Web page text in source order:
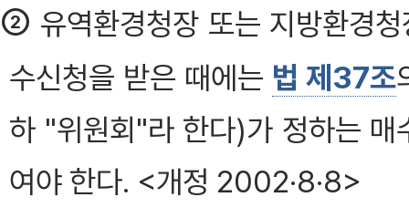
② 유역환경청장 또는 지방환경
수신청을 받은 때에는 법 제37조
하 "위원회"라 한다)가 정하는 매
여야 한다. <개정 2002·8·8>